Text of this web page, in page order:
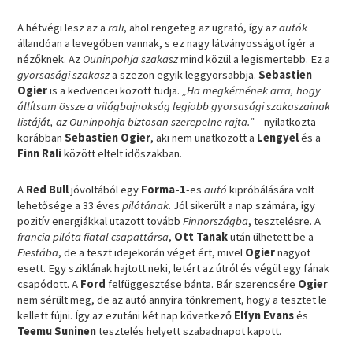
A hétvégi lesz az arali, ahol rengeteg az ugrató, így azautók
állandóan a levegőben vannak, s ez nagy látványosságot ígér a
nézőknek. Az Ouninpohja szakaszmind közül a legismertebb. Ez a
gyorsasági szakasza szezon egyik leggyorsabbja.Sebastien
Ogieris a kedvencei között tudja.„Ha megkérnének arra, hogy
állítsam össze a világbajnokság legjobb gyorsasági szakaszainak
listáját, az Ouninpohja biztosan szerepelne rajta.”– nyilatkozta
korábbanSebastien Ogier, aki nem unatkozott a Lengyelés a
Finn Raliközött eltelt időszakban.
A Red Bulljóvoltából egy Forma-1-esautó kipróbálására volt
lehetősége a 33 évespilótának. Jól sikerült a nap számára, így
pozitív energiákkal utazott továbbFinnországba, tesztelésre. A
francia pilóta fiatal csapattársa, Ott Tanakután ülhetett be a
Fiestába, de a teszt idejekorán véget ért, mivel Ogiernagyot
esett. Egy sziklának hajtott neki, letért az útról és végül egy fának
csapódott. A Ford felfüggesztése bánta. Bár szerencsére Ogier
nem sérült meg, de az autó annyira tönkrement, hogy a tesztet le
kellett fújni. Így az ezutáni két nap következő Elfyn Evansés
Teemu Suninentesztelés helyett szabadnapot kapott.